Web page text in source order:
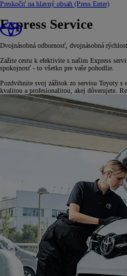
Preskočiť na hlavný obsah (Press Enter)
Express Service
Dvojnásobná odbornosť, dvojnásobná
Zažite cestu k efektivite s našim Express
spokojnosť - to všetko pre vaše pohodlie.
Pozdvihnite svoj zážitok zo servisu Toyoty s
kvalitou a profesionalitou, akej dôverujete.